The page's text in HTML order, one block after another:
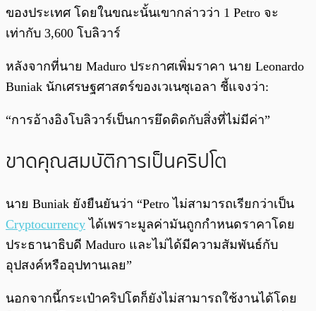
ของประเทศ โดยในขณะนั้นเขากล่าวว่า 1 Petro จะ
เท่ากับ 3,600 โบลิวาร์
หลังจากที่นาย Maduro ประกาศเพิ่มราคา นาย Leonardo
Buniak นักเศรษฐศาสตร์ของเวเนซุเอลา ชี้แจงว่า:
“การอ้างอิงโบลิวาร์เป็นการยึดติดกับสิ่งที่ไม่มีค่า”
ขาดคุณสมบัติการเป็นคริปโต
นาย Buniak ยังยืนยันว่า “Petro ไม่สามารถเรียกว่าเป็น
Cryptocurrency ได้เพราะมูลค่ามันถูกกำหนดราคาโดย
ประธานาธิบดี Maduro และไม่ได้มีความสัมพันธ์กับ
อุปสงค์หรืออุปทานเลย”
นอกจากนี้กระเป๋าคริปโตก็ยังไม่สามารถใช้งานได้โดย